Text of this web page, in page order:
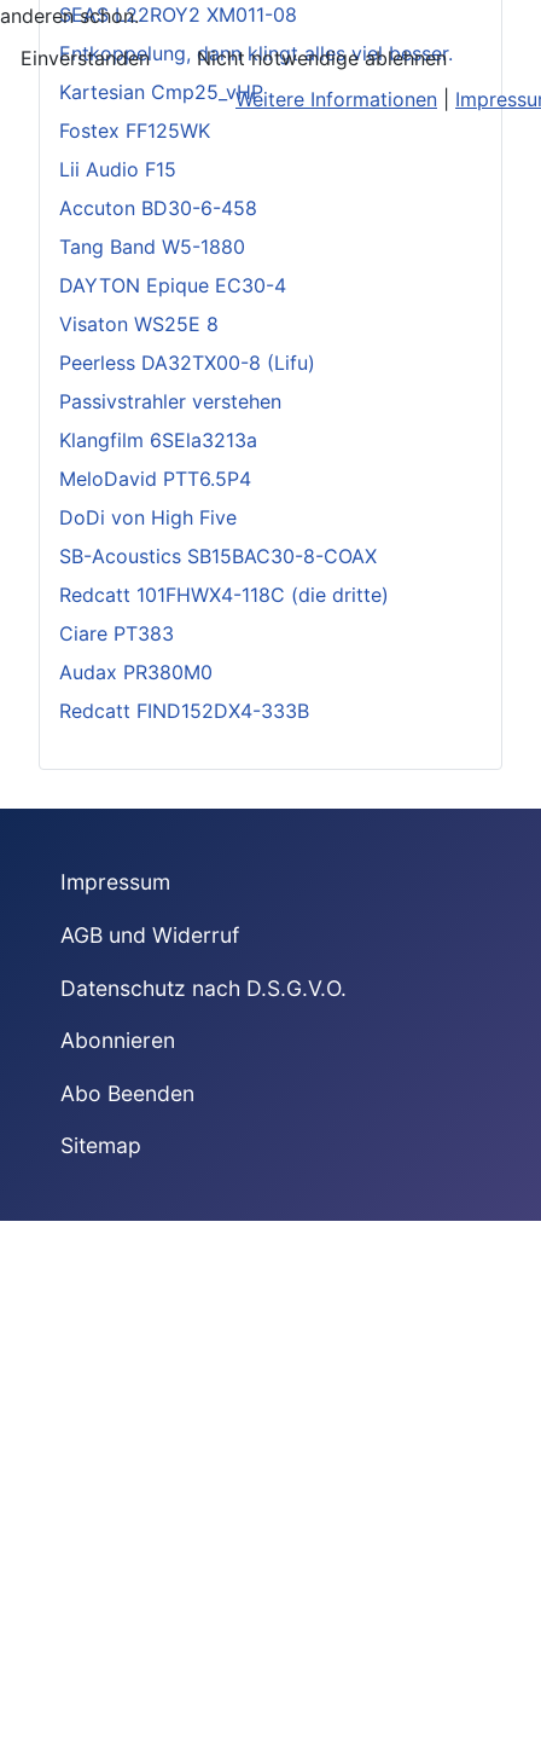
SEAS L22ROY2 XM011-08
Entkoppelung, dann klingt alles viel besser.
Kartesian Cmp25_vHP
Fostex FF125WK
Lii Audio F15
Accuton BD30-6-458
Tang Band W5-1880
DAYTON Epique EC30-4
Visaton WS25E 8
Peerless DA32TX00-8 (Lifu)
Passivstrahler verstehen
Klangfilm 6SEla3213a
MeloDavid PTT6.5P4
DoDi von High Five
SB-Acoustics SB15BAC30-8-COAX
Redcatt 101FHWX4-118C (die dritte)
Ciare PT383
Audax PR380M0
Redcatt FIND152DX4-333B
Impressum
AGB und Widerruf
Datenschutz nach D.S.G.V.O.
Abonnieren
Abo Beenden
Sitemap
anderen schon.
Einverstanden
Nicht notwendige ablehnen
Weitere Informationen